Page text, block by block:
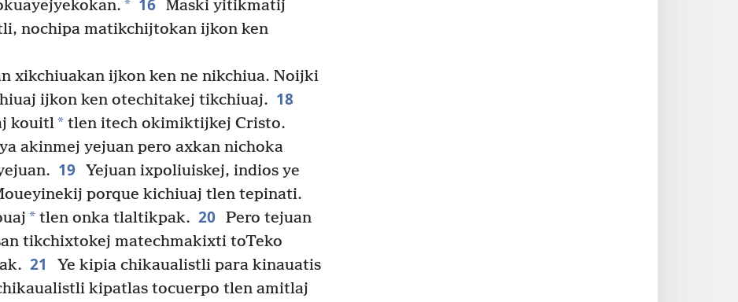
*
Maski yitikmatij
nochipa matikchijtokan ijkon ken
xikchiuakan ijkon ken ne nikchiua. Noijki
ijkon ken otechitakej tikchiuaj. 18
kouitl* tlen itech okimiktijkej Cristo.
akinmej yejuan pero axkan nichoka
19 Yejuan ixpoliuiskej, indios ye
porque kichiuaj tlen tepinati.
* tlen onka tlaltikpak. 20 Pero tejuan
tikchixtokej matechmakixti toTeko
21
Ye kipia chikaualistli para kinauatis
kipatlas tocuerpo tlen amitlaj